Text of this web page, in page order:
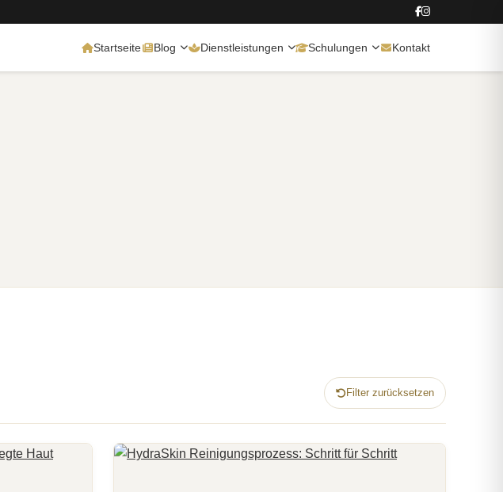
Startseite Blog Dienstleistungen Schulungen Kontakt
Filter zurücksetzen